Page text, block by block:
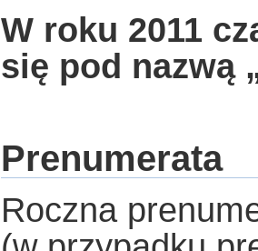
W roku 2011
się pod nazwą
Prenumerata
Roczna